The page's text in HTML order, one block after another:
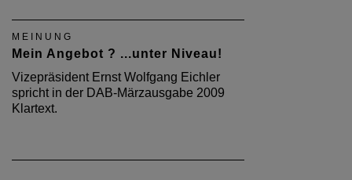
MEINUNG
Mein Angebot ? ...unter Niveau!
Vizepräsident Ernst Wolfgang Eichler
spricht in der DAB-Märzausgabe 2009
Klartext.